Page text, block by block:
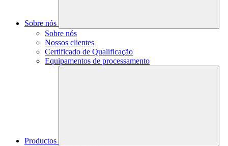
Sobre nós
Sobre nós
Nossos clientes
Certificado de Qualificação
Equipamentos de processamento
Productos